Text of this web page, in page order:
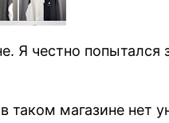
честно попытался
магазине нет